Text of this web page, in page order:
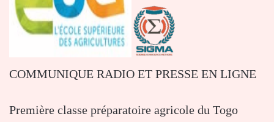
COMMUNIQUE RADIO ET PRESSE EN LIGNE
Première classe préparatoire agricole du Togo